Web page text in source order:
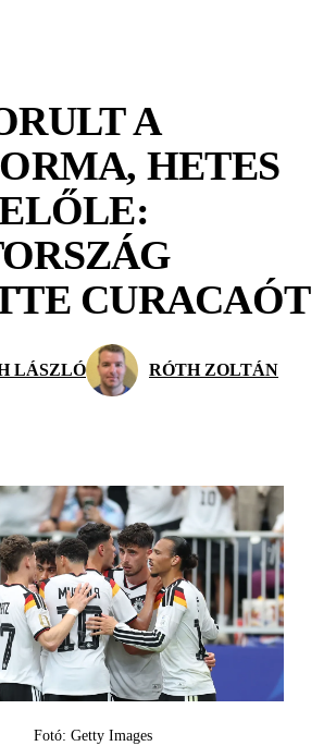
A
HETES
CURACAÓT
LÁSZLÓ RÓTH ZOLTÁN
Fotó: Getty Images